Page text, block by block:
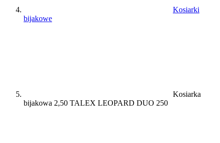
Kosiarki
bijakowe
Kosiarka
bijakowa 2,50 TALEX LEOPARD DUO 250